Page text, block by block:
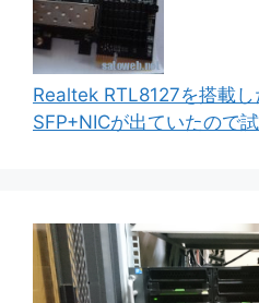
Realtek RTL8127を搭載し
SFP+NICが出ていたので試